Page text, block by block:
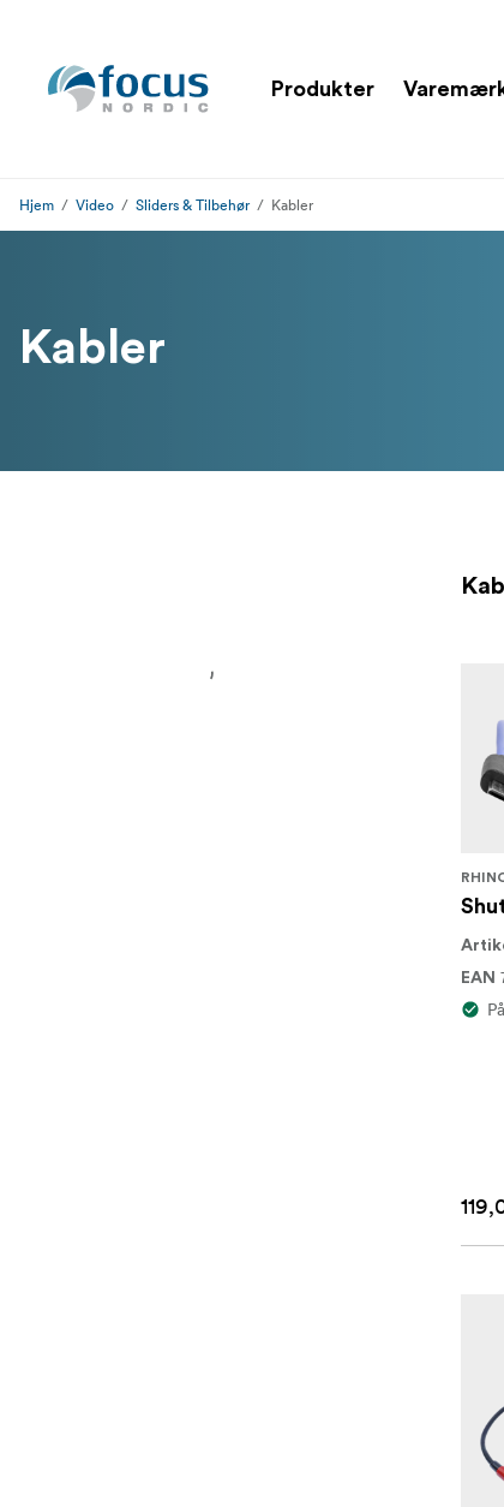
Produkter
Hjem Video Sliders & Tilbehør Kabler
Kabler
EAN